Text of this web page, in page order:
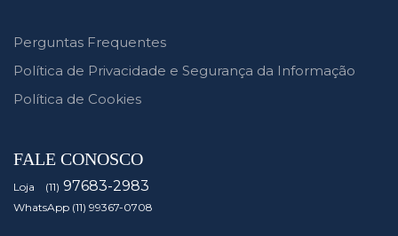
Perguntas Frequentes
Política de Privacidade e Segurança da Informação
Política de Cookies
FALE CONOSCO
Loja (11) 97683-2983
WhatsApp (11) 99367-0708